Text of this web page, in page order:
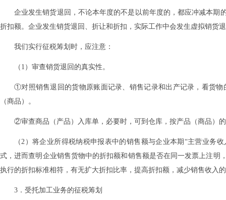
企业发生销货退回，不论本年度的不是以前年度的，都应冲减本
折扣额。企业发生销货退回、折让和折扣，实际工作中会发生虚拟销货
我们实行征税筹划时，应注意：
（1）审查销货退回的真实性。
①对照销售退回的货物原账面记录、销售记录和出产记录，看货
（商品）。
②审查商品（产品）入库单，必要时，可到仓库，按产品（商品）
（2）将企业所得税纳税申报表中的销售额与企业本期“主营业务
式，进而查明企业销售货物中的折扣额和销售额是否在同一发票上注
执行的折扣标准相符，有无扩大折扣比率，提高折扣额，减少销售收入
3．受托加工业务的征税筹划